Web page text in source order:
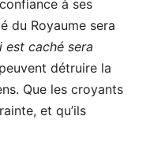
à ses
du Royaume sera
est caché sera
détruire la
Que les croyants
et qu’ils